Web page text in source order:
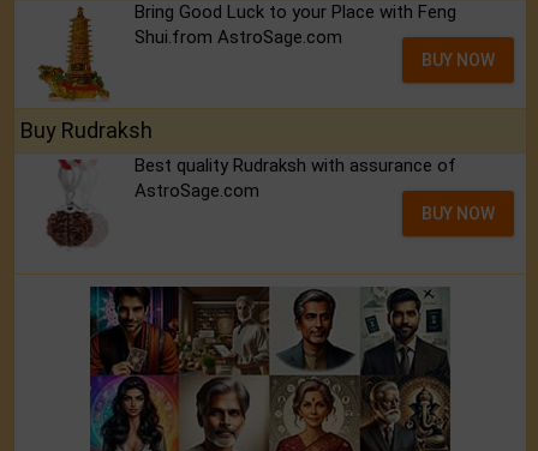
Bring Good Luck to your Place with Feng
Shui.from AstroSage.com
BUY NOW
Buy Rudraksh
Best quality Rudraksh with assurance of
AstroSage.com
BUY NOW